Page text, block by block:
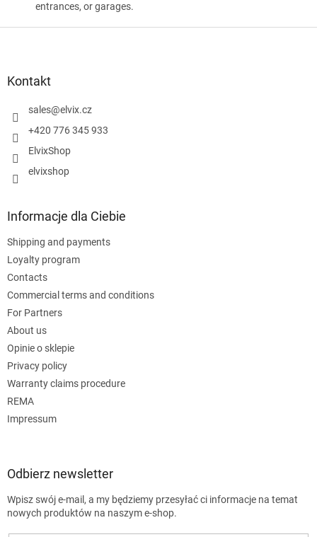
entrances, or garages.
Kontakt
sales@elvix.cz
+420 776 345 933
ElvixShop
elvixshop
Informacje dla Ciebie
Shipping and payments
Loyalty program
Contacts
Commercial terms and conditions
For Partners
About us
Opinie o sklepie
Privacy policy
Warranty claims procedure
REMA
Impressum
Odbierz newsletter
Wpisz swój e-mail, a my będziemy przesyłać ci informacje na temat
nowych produktów na naszym e-shop.